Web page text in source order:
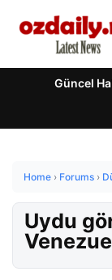
Güncel
Home › Forums ›
Uydu